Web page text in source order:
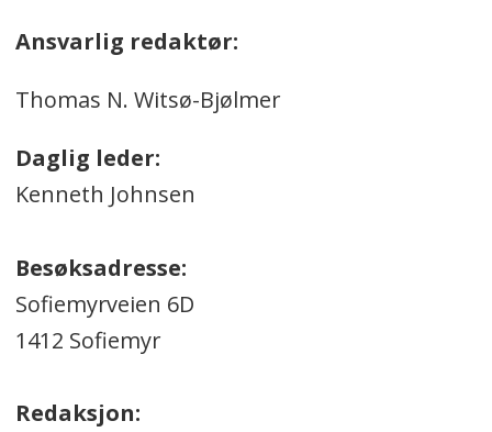
Ansvarlig redaktør:
Thomas N. Witsø-Bjølmer
Daglig leder:
Kenneth Johnsen
Besøksadresse:
Sofiemyrveien 6D
1412 Sofiemyr
Redaksjon: